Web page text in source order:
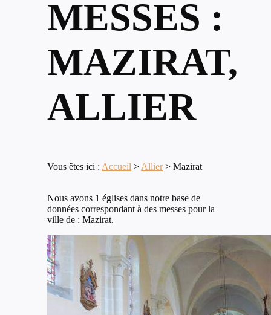
MESSES :
MAZIRAT,
ALLIER
Vous êtes ici : Accueil > Allier> Mazirat
Nous avons 1 églises dans notre base de
données correspondant à des messes pour la
ville de : Mazirat.